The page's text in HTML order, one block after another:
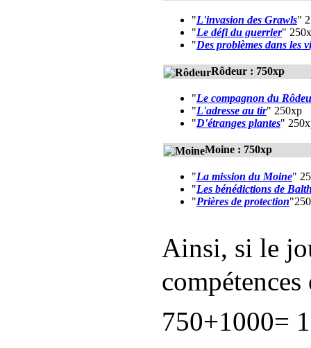
"L'invasion des Grawls"
"Le défi du guerrier"
"Des problèmes dans les
Rôdeur : 750xp
"Le compagnon du
"L'adresse au tir" 250xp
"D'étranges plantes"
Moine : 750xp
"La mission du Moine"
"Les bénédictions de
"Prières de protection
Ainsi, si le
750+1000=